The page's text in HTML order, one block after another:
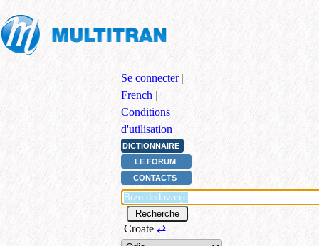
Se connecter |
French |
Conditions
d'utilisation
DICTIONNAIRE
LE FORUM
CONTACTS
Croate ⇄